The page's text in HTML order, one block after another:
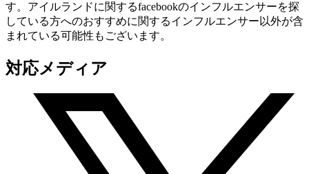
す。アイルランドに関するfacebookのインフルエンサーを探
している方へのおすすめに関するインフルエンサー以外が含
まれている可能性もございます。
対応メディア